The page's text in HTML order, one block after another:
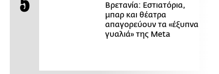
Βρετανία: Εστιατόρια,
μπαρ και θέατρα
απαγορεύουν τα «έξυπνα
γυαλιά» της Meta